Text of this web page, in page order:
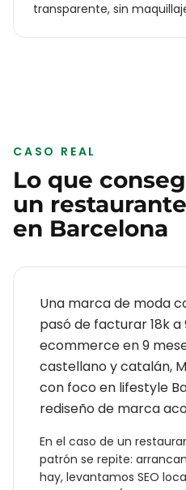
transparente, sin
CASO REAL
Lo que
un
en Barcelona
Una marca de moda
pasó de facturar 18k a
ecommerce en 9
castellano y catalán,
con foco en lifestyle
rediseño de marca
En el caso de un
patrón se repite:
hay, levantamos SEO